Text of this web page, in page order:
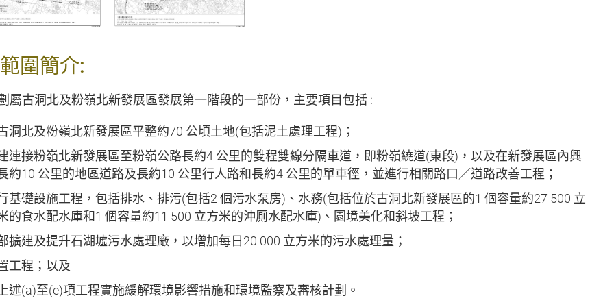
圍簡介:
屬古洞北及粉嶺北新發展區發展第一階段的一部份，主要項目包括 :
洞北及粉嶺北新發展區平整約70 公頃土地(包括泥土處理工程)；
連接粉嶺北新發展區至粉嶺公路長約4 公里的雙程雙線分隔車道，即粉嶺繞道(東段)，以及在新發展區內興
約10 公里的地區道路及長約10 公里行人路和長約4 公里的單車徑，並進行相關路口／道路改善工程；
基礎設施工程，包括排水、排污(包括2 個污水泵房)、水務(包括位於古洞北新發展區的1 個容量約27 500 立
的食水配水庫和1 個容量約11 500 立方米的沖厠水配水庫)、園境美化和斜坡工程；
擴建及提升石湖墟污水處理廠，以增加每日20 000 立方米的污水處理量；
工程；以及
述(a)至(e)項工程實施緩解環境影響措施和環境監察及審核計劃。